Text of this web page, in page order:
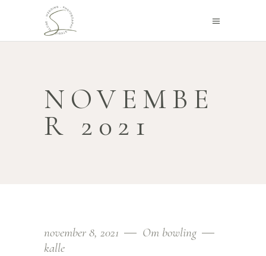
NOVEMBE
R 2021
november 8, 2021
Om bowling
kalle